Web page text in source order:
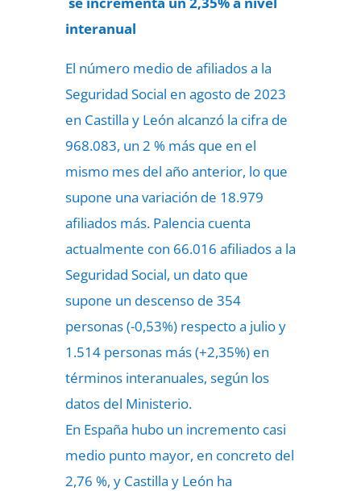
interanual
El número medio de afiliados a la
Seguridad Social en agosto de 2023
en Castilla y León alcanzó la cifra de
968.083, un 2 % más que en el
mismo mes del año anterior, lo que
supone una variación de 18.979
afiliados más. Palencia cuenta
actualmente con 66.016 afiliados a la
Seguridad Social, un dato que
supone un descenso de 354
personas (-0,53%) respecto a julio y
1.514 personas más (+2,35%) en
términos interanuales, según los
datos del Ministerio.
En España hubo un incremento casi
medio punto mayor, en concreto del
2,76 %, y Castilla y León ha